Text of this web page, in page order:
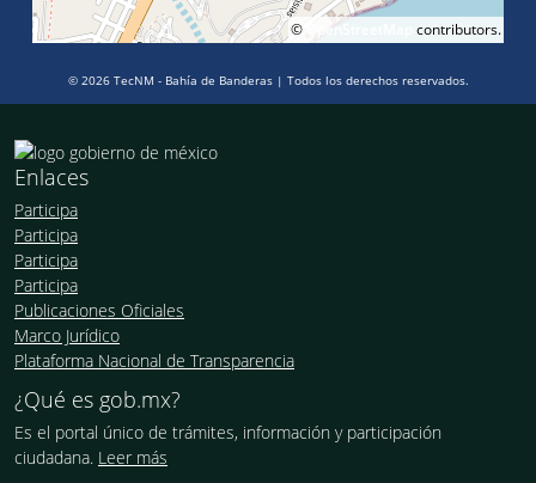
© OpenStreetMap contributors.
© 2026 TecNM - Bahía de Banderas | Todos los derechos reservados.
Enlaces
Participa
Participa
Participa
Participa
Publicaciones Oficiales
Marco Jurídico
Plataforma Nacional de Transparencia
¿Qué es gob.mx?
Es el portal único de trámites, información y participación
ciudadana. Leer más